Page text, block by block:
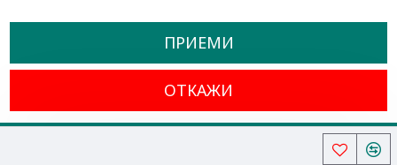
Прочетох и съм съгласен сОбщи условия
Всички права запазени © 2024, Радославов Мюзик Център
ПРИЕМИ
ОТКАЖИ